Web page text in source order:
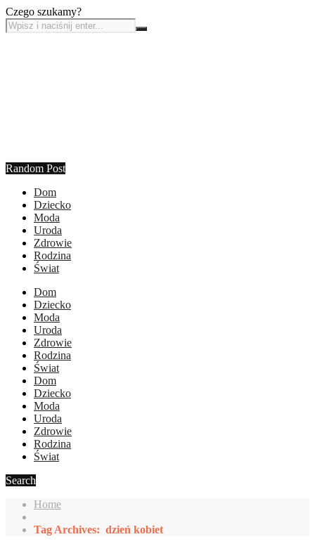
Czego szukamy?
Random Post
Dom
Dziecko
Moda
Uroda
Zdrowie
Rodzina
Świat
Dom
Dziecko
Moda
Uroda
Zdrowie
Rodzina
Świat
Dom
Dziecko
Moda
Uroda
Zdrowie
Rodzina
Świat
Search
Home
Tag Archives: dzień kobiet